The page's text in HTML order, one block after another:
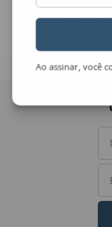
Emanoel
Sem Título
Ao assinar, você